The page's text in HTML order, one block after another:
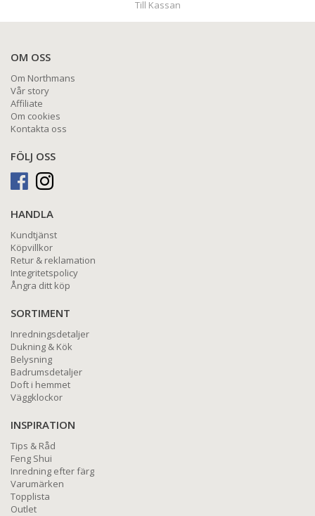
Till Kassan
OM OSS
Om Northmans
Vår story
Affiliate
Om cookies
Kontakta oss
FÖLJ OSS
HANDLA
Kundtjänst
Köpvillkor
Retur & reklamation
Integritetspolicy
Ångra ditt köp
SORTIMENT
Inredningsdetaljer
Dukning & Kök
Belysning
Badrumsdetaljer
Doft i hemmet
Väggklockor
INSPIRATION
Tips & Råd
Feng Shui
Inredning efter färg
Varumärken
Topplista
Outlet